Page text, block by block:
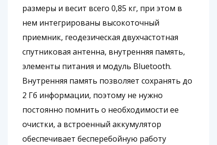
размеры и весит всего 0,85 кг, при этом в
нем интегрированы высокоточный
приемник, геодезическая двухчастотная
спутниковая антенна, внутренняя память,
элементы питания и модуль Bluetooth.
Внутренняя память позволяет сохранять до
2 Гб информации, поэтому не нужно
постоянно помнить о необходимости ее
очистки, а встроенный аккумулятор
обеспечивает бесперебойную работу